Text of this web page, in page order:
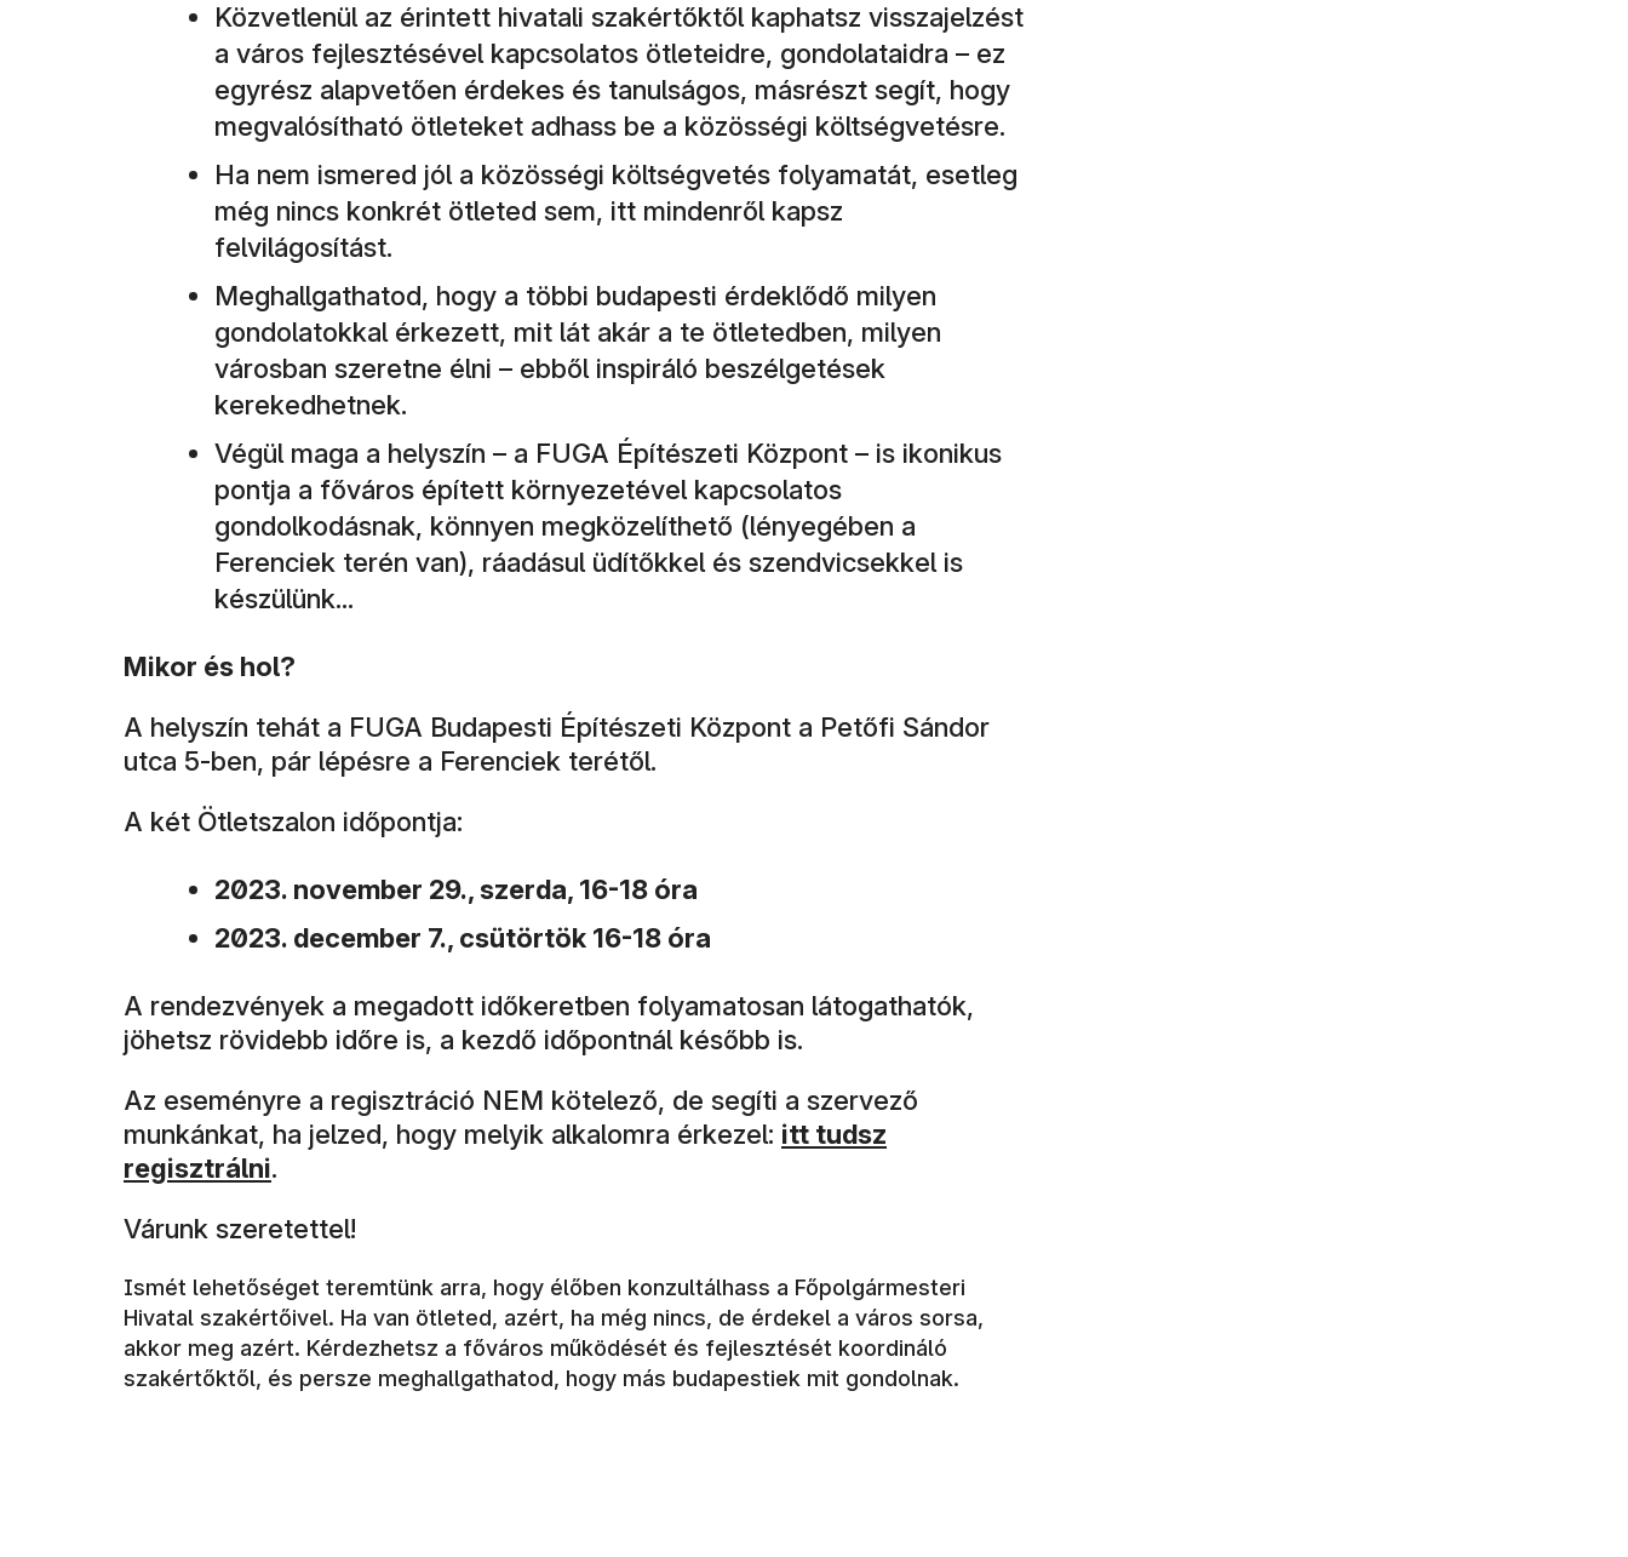
Közvetlenül az érintett hivatali szakértőktől kaphatsz visszajelzést
a város fejlesztésével kapcsolatos ötleteidre, gondolataidra – ez
egyrész alapvetően érdekes és tanulságos, másrészt segít, hogy
megvalósítható ötleteket adhass be a közösségi költségvetésre.
Ha nem ismered jól a közösségi költségvetés folyamatát, esetleg
még nincs konkrét ötleted sem, itt mindenről kapsz
felvilágosítást.
Meghallgathatod, hogy a többi budapesti érdeklődő milyen
gondolatokkal érkezett, mit lát akár a te ötletedben, milyen
városban szeretne élni – ebből inspiráló beszélgetések
kerekedhetnek.
Végül maga a helyszín – a FUGA Építészeti Központ – is ikonikus
pontja a főváros épített környezetével kapcsolatos
gondolkodásnak, könnyen megközelíthető (lényegében a
Ferenciek terén van), ráadásul üdítőkkel és szendvicsekkel is
készülünk...
Mikor és hol?
A helyszín tehát a FUGA Budapesti Építészeti Központ a Petőfi Sándor
utca 5-ben, pár lépésre a Ferenciek terétől.
A két Ötletszalon időpontja:
2023. november 29., szerda, 16-18 óra
2023. december 7., csütörtök 16-18 óra
A rendezvények a megadott időkeretben folyamatosan látogathatók,
jöhetsz rövidebb időre is, a kezdő időpontnál később is.
Az eseményre a regisztráció NEM kötelező, de segíti a szervező
munkánkat, ha jelzed, hogy melyik alkalomra érkezel: (új ablakban nyílik meg)
itt tudsz
regisztrálni.
Várunk szeretettel!
Ismét lehetőséget teremtünk arra, hogy élőben konzultálhass a Főpolgármesteri
Hivatal szakértőivel. Ha van ötleted, azért, ha még nincs, de érdekel a város sorsa,
akkor meg azért. Kérdezhetsz a főváros működését és fejlesztését koordináló
szakértőktől, és persze meghallgathatod, hogy más budapestiek mit gondolnak.